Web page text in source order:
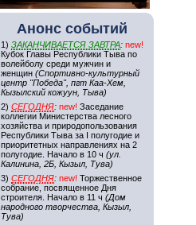
Анонс событий
1) ЗАКАНЧИВАЕТСЯ ЗАВТРА: new!
Кубок Главы Республики Тыва по
волейболу среди мужчин и
женщин (Спортивно-культурный
центр "Победа", пгт Каа-Хем,
Кызылский кожуун, Тыва)
2) СЕГОДНЯ: new! Заседание
коллегии Министерства лесного
хозяйства и природопользования
Республики Тыва за I полугодие и
приоритетных направлениях на 2
полугодие. Начало в 10 ч (ул.
Калинина, 2Б, Кызыл, Тува)
3) СЕГОДНЯ: new! Торжественное
собрание, посвященное Дня
строителя. Начало в 11 ч (Дом
народного творчества, Кызыл,
Тува)